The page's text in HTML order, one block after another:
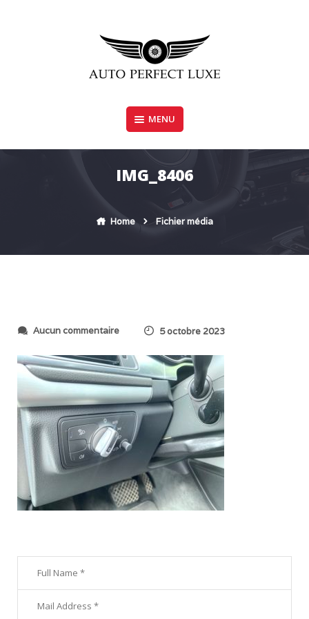
AUTO PERFECT LUXE
MENU
IMG_8406
Home Fichier média
Aucun commentaires
r
I
M
G
_
8
4
0
5 octobre 2023